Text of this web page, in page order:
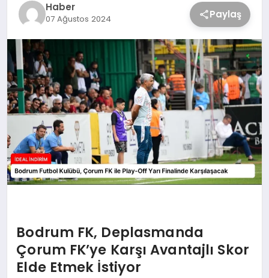
Haber
07 Ağustos 2024 Paylaş
Bodrum FK, Deplasmanda
Çorum FK’ye Karşı Avantajlı Skor
Elde Etmek İstiyor